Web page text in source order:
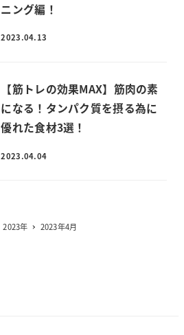
ニング編！
2023.04.13
【筋トレの効果MAX】筋肉の素
になる！タンパク質を摂る為に
優れた食材3選！
2023.04.04
2023年 2023年4月